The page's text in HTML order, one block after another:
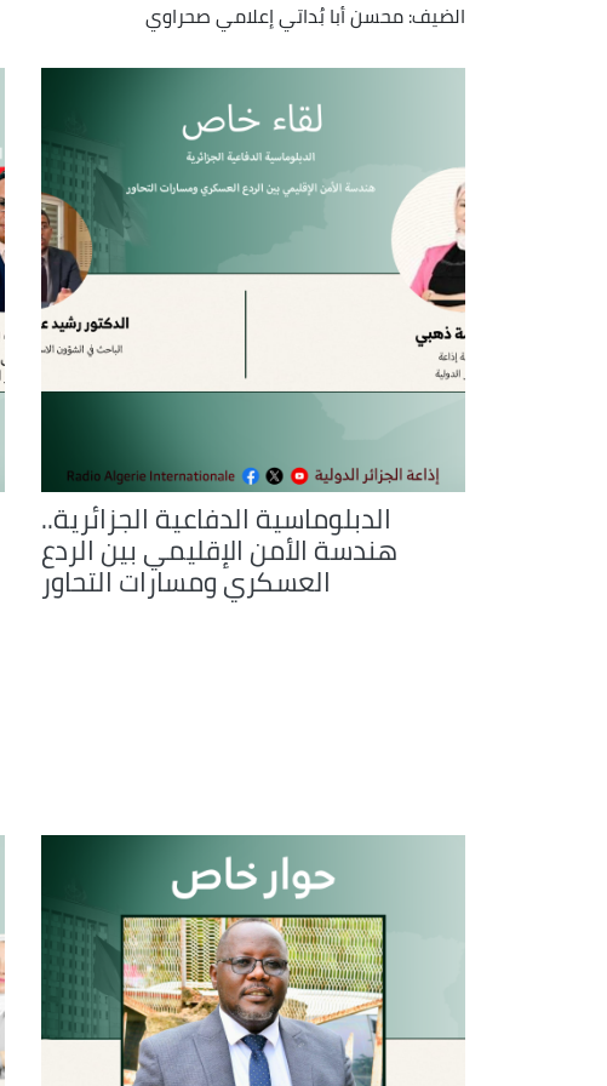
الضيف: محسن أبا بُداتي إعلامي صحراوي
الدبلوماسية الدفاعية الجزائرية..
هندسة الأمن الإقليمي بين الردع
العسكري ومسارات التحاور